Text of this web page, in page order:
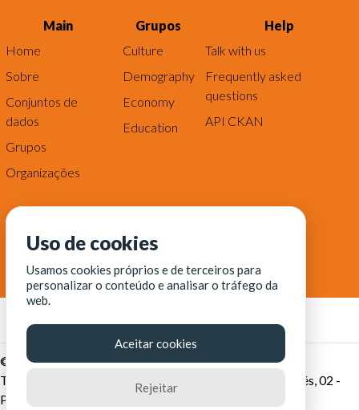
Main
Home
Sobre
Conjuntos de
dados
Grupos
Organizações
Grupos
Culture
Demography
Economy
Education
Help
Talk with us
Frequently asked
questions
API CKAN
© Fortaleza Digital || CITINOVA - Fundação de Ciência,
Tecnologia e Inovação de Fortaleza - Rua dos Tremembés, 02 -
Praia de Iracema - Fortaleza-CE
Uso de cookies
Usamos cookies próprios e de terceiros para
personalizar o conteúdo e analisar o tráfego da
web.
Aceitar cookies
Rejeitar